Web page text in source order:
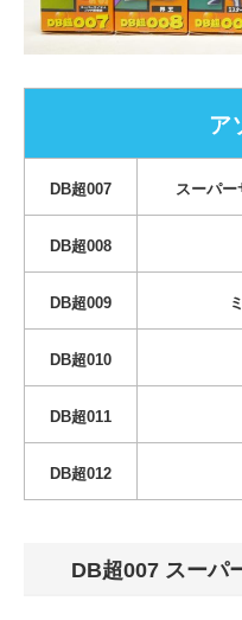
ア
DB超007 スーパー
DB超008
DB超009
DB超010
DB超011
DB超012
DB超007 スーパ